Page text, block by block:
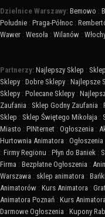
Dzielnice Warszawy: Bemowo :
Południe : Praga-Północ :
Wawer : Wesoła : Wilanów :
Partnerzy: Najlepszy Sklep :
Sklepy : Dobre Sklepy : Najlepsze
Sklepy : Polecane Sklepy :
Zaufania : Sklep Godny Zaufania :
Sklep : Sklep Świętego Mikołaja :
Miasto : PINternet : Ogłoszenia :
Hurtownia Animatora : Ogłoszenia
: Firmy Regionu : Płyn do Baniek :
Firma : Bezpłatne Ogłoszenia :
Warszawa : sklep animatora :
Animatorów : Kurs Animatora :
Animatora Poznań : Kurs
Darmowe Ogłoszenia : Kupony